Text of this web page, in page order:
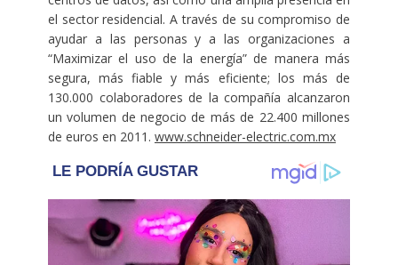
el sector residencial. A través de su compromiso de
ayudar a las personas y a las organizaciones a
“Maximizar el uso de la energía” de manera más
segura, más fiable y más eficiente; los más de
130.000 colaboradores de la compañía alcanzaron
un volumen de negocio de más de 22.400 millones
de euros en 2011. www.schneider-electric.com.mx